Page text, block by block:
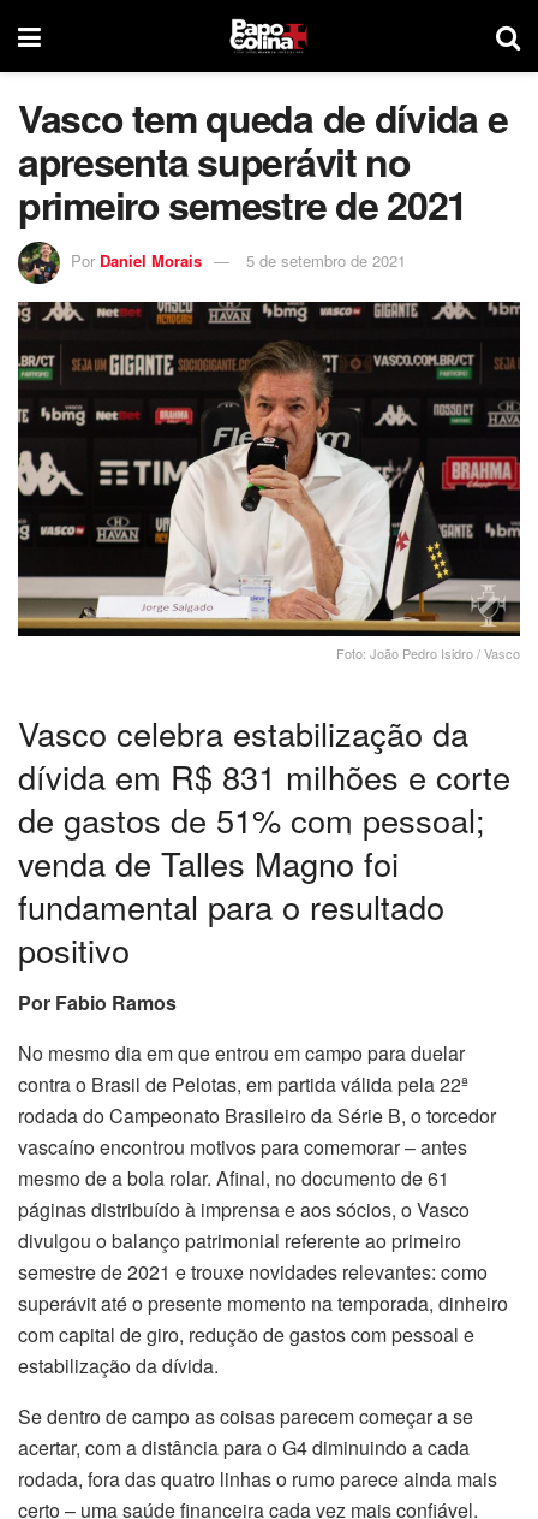
Vasco tem queda de dívida e
apresenta superávit no
primeiro semestre de 2021
Por Daniel Morais 5 de setembro de 2021
Foto: João Pedro Isidro / Vasco
Vasco celebra estabilização da
dívida em R$ 831 milhões e corte
de gastos de 51% com pessoal;
venda de Talles Magno foi
fundamental para o resultado
positivo
Por Fabio Ramos
No mesmo dia em que entrou em campo para duelar
contra o Brasil de Pelotas, em partida válida pela 22ª
rodada do Campeonato Brasileiro da Série B, o torcedor
vascaíno encontrou motivos para comemorar – antes
mesmo de a bola rolar. Afinal, no documento de 61
páginas distribuído à imprensa e aos sócios, o Vasco
divulgou o balanço patrimonial referente ao primeiro
semestre de 2021 e trouxe novidades relevantes: como
superávit até o presente momento na temporada, dinheiro
com capital de giro, redução de gastos com pessoal e
estabilização da dívida.
Se dentro de campo as coisas parecem começar a se
acertar, com a distância para o G4 diminuindo a cada
rodada, fora das quatro linhas o rumo parece ainda mais
certo – uma saúde financeira cada vez mais confiável.